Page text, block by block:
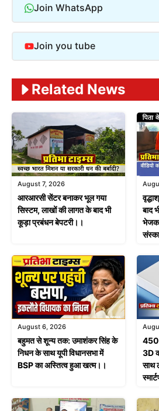
Join WhatsApp
Join you tube
Related News
August 7, 2026
आरआरसी सेंटर बनाकर भूल गया
सिस्टम, लाखों की लागत के बाद भी
कूड़ा प्रबंधन बेपटरी।।
बाद
August 6, 2026
बहुमत से शून्य तक: उमाशंकर सिंह के
निधन के साथ यूपी विधानसभा में
BSP का अस्तित्व हुआ खत्म।।
3D
साथ